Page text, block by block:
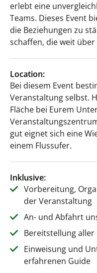
erlebt eine
Teams. Dieses Event
die Beziehungen zu
schaffen, die weit
Location:
Bei diesem Event
Veranstaltung selbst.
Fläche bei Eurem
gut eignet sich eine
einem Flussufer.
Inklusive:
Vorbereitung,
der Veranstaltung
An- und Abfahrt
Bereitstellung
Einweisung und
erfahrenen Guide